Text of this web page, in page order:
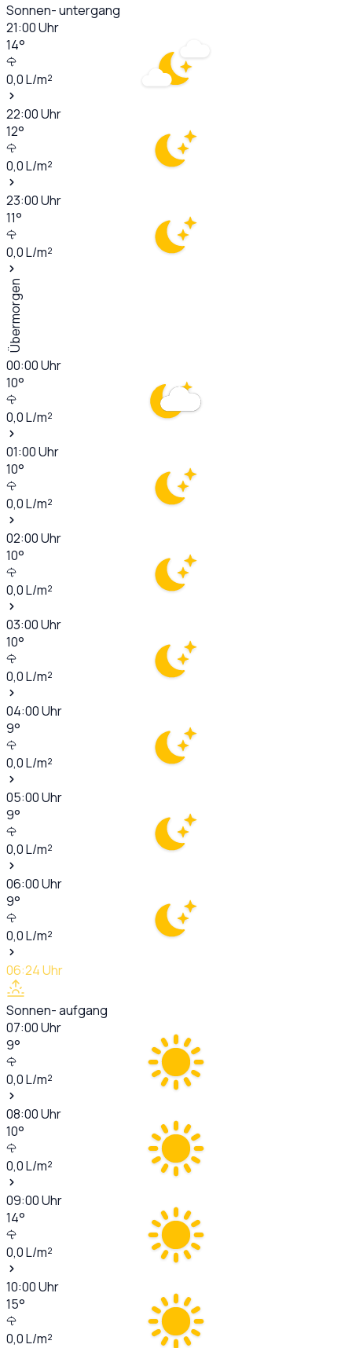
Sonnen- untergang
21:00Uhr
14°
0,0L/m²
22:00Uhr
12°
0,0L/m²
23:00Uhr
11°
0,0L/m²
Übermorgen
00:00Uhr
10°
0,0L/m²
01:00Uhr
10°
0,0L/m²
02:00Uhr
10°
0,0L/m²
03:00Uhr
10°
0,0L/m²
04:00Uhr
9°
0,0L/m²
05:00Uhr
9°
0,0L/m²
06:00Uhr
9°
0,0L/m²
06:24Uhr
Sonnen- aufgang
07:00Uhr
9°
0,0L/m²
08:00Uhr
10°
0,0L/m²
09:00Uhr
14°
0,0L/m²
10:00Uhr
15°
0,0L/m²